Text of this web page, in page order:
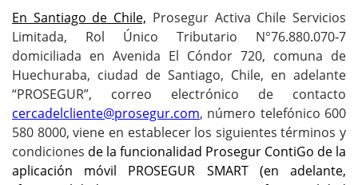
En Santiago de Chile, Prosegur Activa Chile Servicios
Limitada, Rol Único Tributario N°76.880.070‐7
domiciliada en Avenida El Cóndor 720, comuna de
Huechuraba, ciudad de Santiago, Chile, en adelante
“PROSEGUR”, correo electrónico de contacto
cercadelcliente@prosegur.com, número telefónico 600
580 8000, viene en establecer los siguientes términos y
condiciones de la funcionalidad Prosegur ContiGo de la
aplicación móvil PROSEGUR SMART (en adelante,